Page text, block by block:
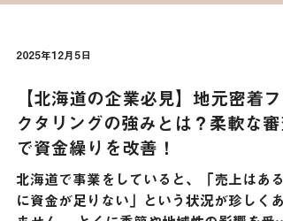
2025年12月5日
【北海道の企業必見】地元密着フ
クタリングの強みとは？柔軟な審